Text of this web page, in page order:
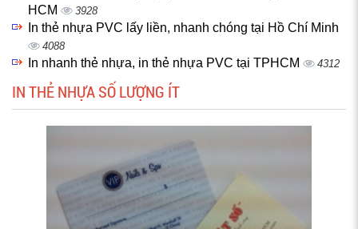
HCM
3928
In thẻ nhựa PVC lấy liền, nhanh chóng tại Hồ Chí Minh
4088
In nhanh thẻ nhựa, in thẻ nhựa PVC tại TPHCM 4312
IN THẺ NHỰA SỐ LƯỢNG ÍT